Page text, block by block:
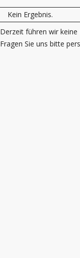
Kein Ergebnis.
Derzeit führen wir
Fragen Sie uns bitte